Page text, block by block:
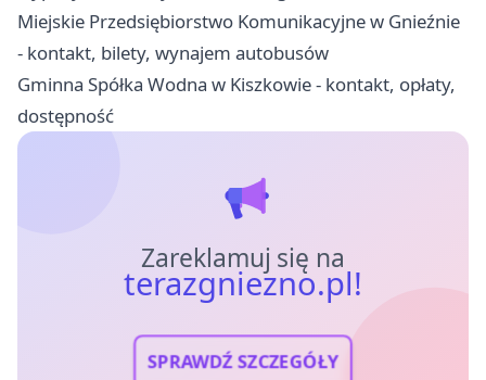
Miejskie Przedsiębiorstwo Komunikacyjne w Gnieźnie
- kontakt, bilety, wynajem autobusów
Gminna Spółka Wodna w Kiszkowie - kontakt, opłaty,
dostępność
Zareklamuj się na
terazgniezno.pl!
SPRAWDŹ SZCZEGÓŁY